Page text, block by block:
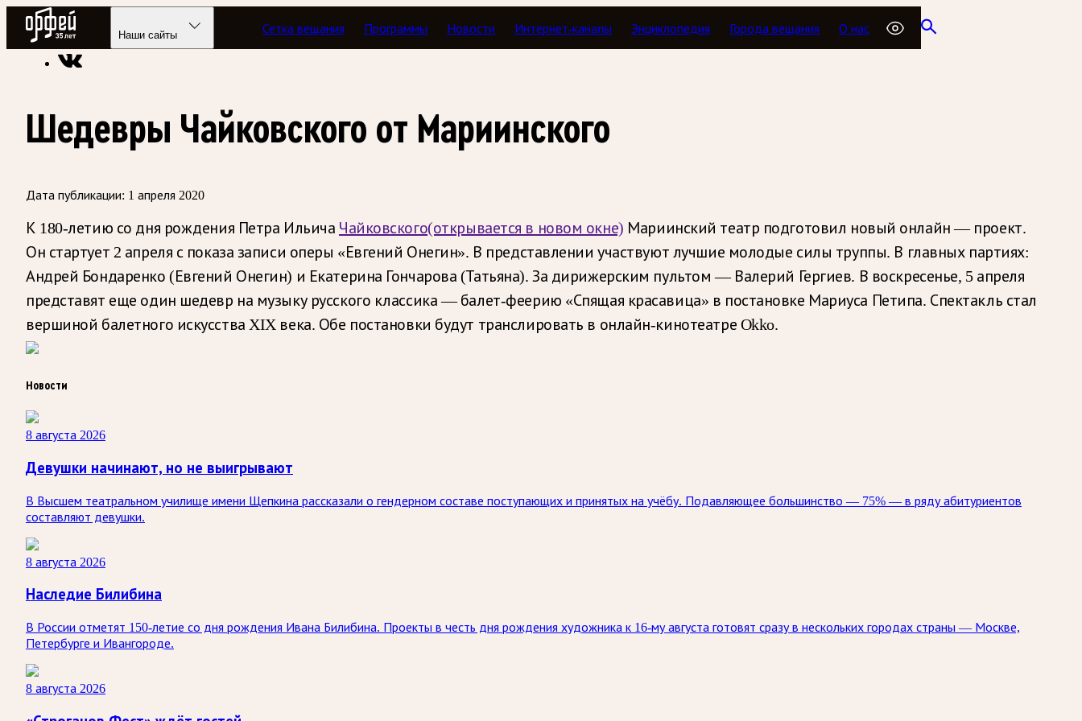
Радио Орфей
Наши сайты Сетка вещания Программы Новости Интернет-каналы Энциклопедия Города вещания О нас
Радио классической музыки «Орфей» «Телевизор» классики
Шедевры Чайковского от Мариинского
Дата публикации: 1 апреля 2020
К 180-летию со дня рождения Петра Ильича Чайковского(открывается в новом окне) Мариинский театр подготовил новый онлайн — проект.
Он стартует 2 апреля с показа записи оперы «Евгений Онегин». В представлении участвуют лучшие молодые силы труппы. В главных партиях:
Андрей Бондаренко (Евгений Онегин) и Екатерина Гончарова (Татьяна). За дирижерским пультом — Валерий Гергиев. В воскресенье, 5 апреля
представят еще один шедевр на музыку русского классика — балет-феерию «Спящая красавица» в постановке Мариуса Петипа. Спектакль стал
вершиной балетного искусства XIX века. Обе постановки будут транслировать в онлайн-кинотеатре Okko.
Новости
8 августа 2026
Девушки начинают, но не выигрывают
В Высшем театральном училище имени Щепкина рассказали о гендерном составе поступающих и принятых на учёбу. Подавляющее большинство — 75% — в ряду абитуриентов
составляют девушки.
8 августа 2026
Наследие Билибина
В России отметят 150-летие со дня рождения Ивана Билибина. Проекты в честь дня рождения художника к 16-му августа готовят сразу в нескольких городах страны — Москве,
Петербурге и Ивангороде.
8 августа 2026